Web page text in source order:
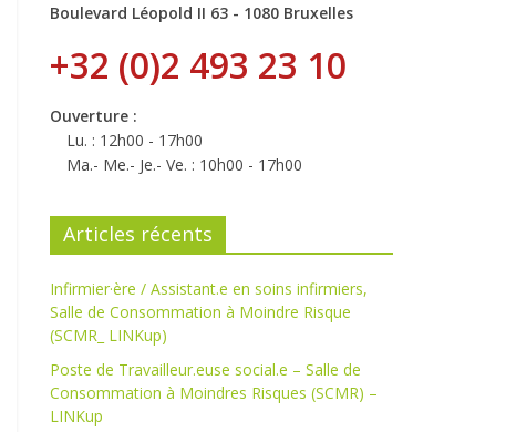
Boulevard Léopold II 63 - 1080 Bruxelles
+32 (0)2 493 23 10
Ouverture :
Lu. : 12h00 - 17h00
Ma.- Me.- Je.- Ve. : 10h00 - 17h00
Articles récents
Infirmier·ère / Assistant.e en soins infirmiers,
Salle de Consommation à Moindre Risque
(SCMR_ LINKup)
Poste de Travailleur.euse social.e – Salle de
Consommation à Moindres Risques (SCMR) –
LINKup